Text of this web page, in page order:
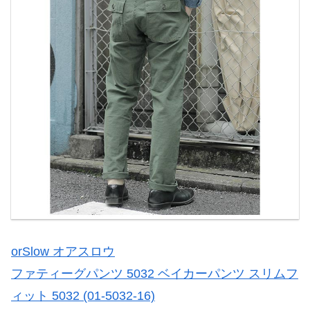
orSlow オアスロウ
ファティーグパンツ 5032 ベイカーパンツ スリムフ
ィット 5032 (01-5032-16)